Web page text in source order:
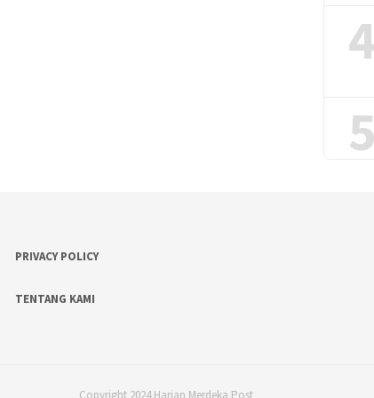
4
5
PRIVACY POLICY
TENTANG KAMI